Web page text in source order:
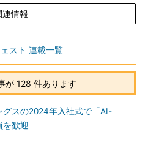
連情報
スト 連載一覧
が 128 件あります
グスの2024年入社式で「AI-
を歓迎